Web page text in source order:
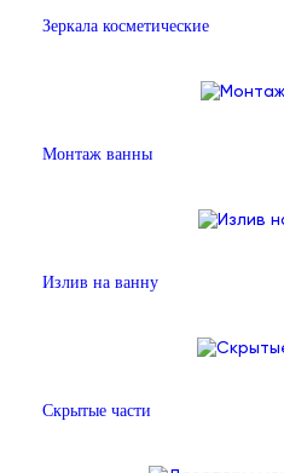
Зеркала косметические
Монтаж ванны
Излив на ванну
Скрытые части